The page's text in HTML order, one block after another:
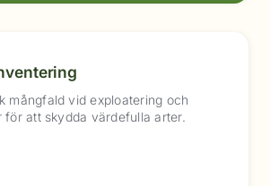
mångfald vid exploatering och
för att skydda värdefulla arter.